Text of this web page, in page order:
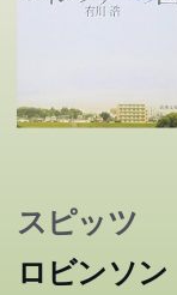
スピッツ
ロビンソン